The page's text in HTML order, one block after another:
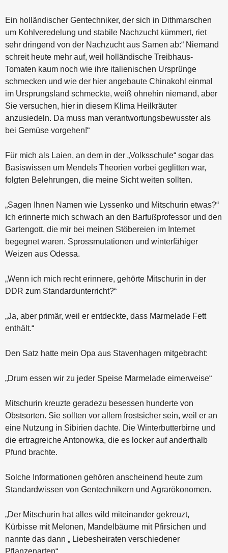
Ein holländischer Gentechniker, der sich in Dithmarschen
um Kohlveredelung und stabile Nachzucht kümmert, riet
sehr dringend von der Nachzucht aus Samen ab:“ Niemand
schreit heute mehr auf, weil holländische Treibhaus-
Tomaten kaum noch wie ihre italienischen Ursprünge
schmecken und wie der hier angebaute Chinakohl einmal
im Ursprungsland schmeckte, weiß ohnehin niemand, aber
Sie versuchen, hier in diesem Klima Heilkräuter
anzusiedeln. Da muss man verantwortungsbewusster als
bei Gemüse vorgehen!“
Für mich als Laien, an dem in der „Volksschule“ sogar das
Basiswissen um Mendels Theorien vorbei geglitten war,
folgten Belehrungen, die meine Sicht weiten sollten.
„Sagen Ihnen Namen wie Lyssenko und Mitschurin etwas?“
Ich erinnerte mich schwach an den Barfußprofessor und den
Gartengott, die mir bei meinen Stöbereien im Internet
begegnet waren. Sprossmutationen und winterfähiger
Weizen aus Odessa.
„Wenn ich mich recht erinnere, gehörte Mitschurin in der
DDR zum Standardunterricht?“
„Ja, aber primär, weil er entdeckte, dass Marmelade Fett
enthält.“
Den Satz hatte mein Opa aus Stavenhagen mitgebracht:
„Drum essen wir zu jeder Speise Marmelade eimerweise“
Mitschurin kreuzte geradezu besessen hunderte von
Obstsorten. Sie sollten vor allem frostsicher sein, weil er an
eine Nutzung in Sibirien dachte. Die Winterbutterbirne und
die ertragreiche Antonowka, die es locker auf anderthalb
Pfund brachte.
Solche Informationen gehören anscheinend heute zum
Standardwissen von Gentechnikern und Agrarökonomen.
„Der Mitschurin hat alles wild miteinander gekreuzt,
Kürbisse mit Melonen, Mandelbäume mit Pfirsichen und
nannte das dann „ Liebesheiraten verschiedener
Pflanzenarten“.